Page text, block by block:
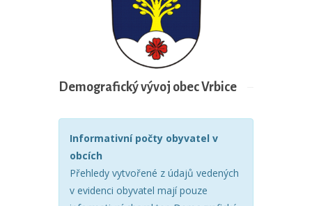
Demografický vývoj obec Vrbice
Informativní počty obyvatel v
obcích
Přehledy vytvořené z údajů vedených
v evidenci obyvatel mají pouze